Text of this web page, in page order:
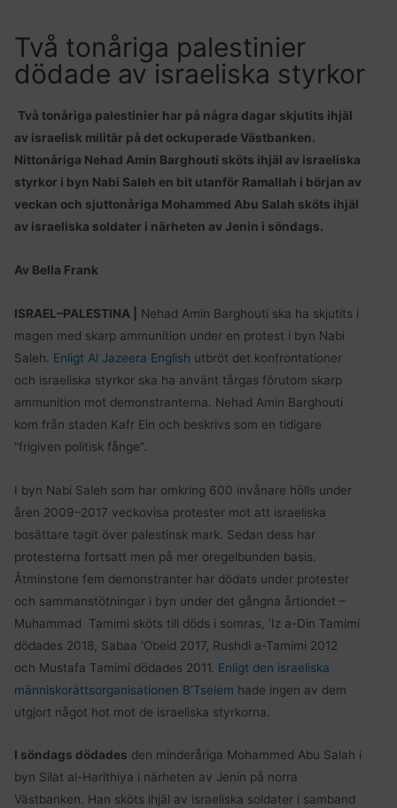
Två tonåriga palestinier
dödade av israeliska styrkor
Två tonåriga palestinier har på några dagar skjutits ihjäl
av israelisk militär på det ockuperade Västbanken.
Nittonåriga Nehad Amin Barghouti sköts ihjäl av israeliska
styrkor i byn Nabi Saleh en bit utanför Ramallah i början av
veckan och sjuttonåriga Mohammed Abu Salah sköts ihjäl
av israeliska soldater i närheten av Jenin i söndags.
Av Bella Frank
ISRAEL–PALESTINA |
Nehad Amin Barghouti ska ha skjutits i
magen med skarp ammunition under en protest i byn Nabi
Saleh. Enligt Al Jazeera English utbröt det konfrontationer
och israeliska styrkor ska ha använt tårgas förutom skarp
ammunition mot demonstranterna. Nehad Amin Barghouti
kom från staden Kafr Ein och beskrivs som en tidigare
”frigiven politisk fånge”.
I byn Nabi Saleh som har omkring 600 invånare hölls under
åren 2009–2017 veckovisa protester mot att israeliska
bosättare tagit över palestinsk mark. Sedan dess har
protesterna fortsatt men på mer oregelbunden basis.
Åtminstone fem demonstranter har dödats under protester
och sammanstötningar i byn under det gångna årtiondet –
Muhammad Tamimi sköts till döds i somras, ’Iz a-Din Tamimi
dödades 2018, Sabaa ’Obeid 2017, Rushdi a-Tamimi 2012
och Mustafa Tamimi dödades 2011. Enligt den israeliska
människorättsorganisationen B’Tselem hade ingen av dem
utgjort något hot mot de israeliska styrkorna.
I söndags dödades den minderåriga Mohammed Abu Salah i
byn Silat al-Harithiya i närheten av Jenin på norra
Västbanken. Han sköts ihjäl av israeliska soldater i samband